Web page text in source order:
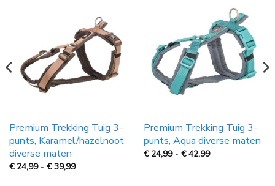
Premium Trekking Tuig 3-
punts, Karamel/hazelnoot
diverse maten
€ 24,99 - €39,99Prijsklasse:
Premium Trekking Tuig 3-
punts, Aqua diverse maten
€ 24,99 - €42,99Prijsklasse: